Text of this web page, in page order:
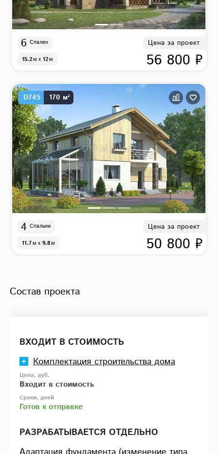
6 Спален
15.2м x 12м
Цена за проект
56 800 ₽
D745 170 м²
4 Спальни
11.7м x 9.8м
Цена за проект
50 800 ₽
Состав проекта
ВХОДИТ В СТОИМОСТЬ
Комплектация строительства дома
Входит в стоимость
Готов к отправке
РАЗРАБАТЫВАЕТСЯ ОТДЕЛЬНО